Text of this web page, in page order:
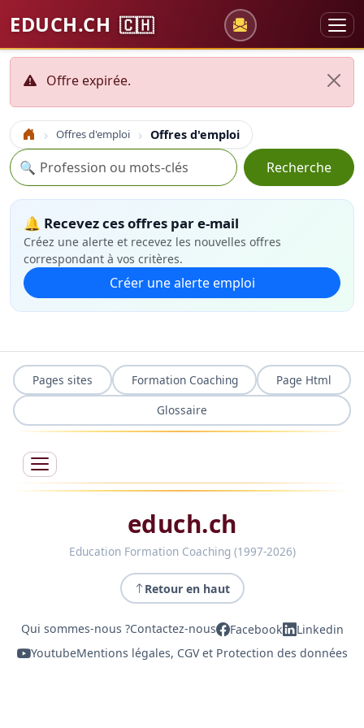
EDUCH.CH 🇨🇭
Offre expirée.
Accueil Offres d'emploi Offres d'emploi
Recherche
🔍 Recherche
🔔 Recevez ces offres par e-mail
Créez une alerte et recevez les nouvelles offres
correspondant à vos critères.
Créer une alerte emploi
Pages sites Formation Coaching
Page Html
Glossaire
educh.ch
Education Formation Coaching (1997-2026)
Retour en haut
Qui sommes-nous ?Contactez-nous Facebook
Linkedin
YoutubeMentions légales, CGV et Protection des données